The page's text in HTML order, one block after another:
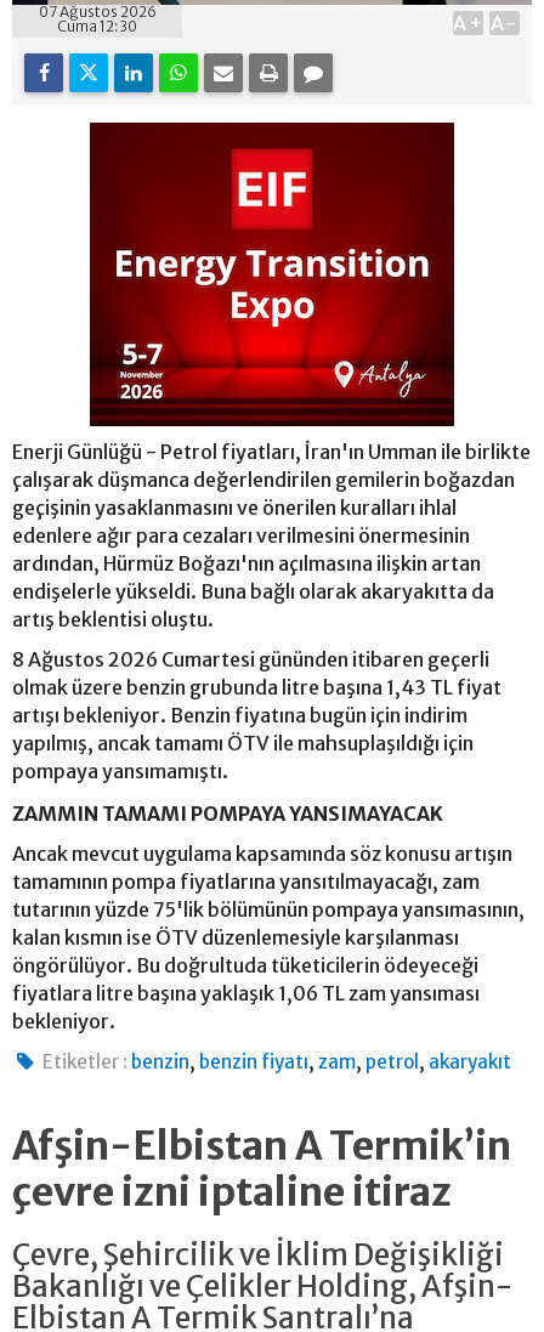
07 Ağustos 2026
Cuma 12:30
A+ A-
Enerji Günlüğü - Petrol fiyatları, İran'ın Umman ile birlikte
çalışarak düşmanca değerlendirilen gemilerin boğazdan
geçişinin yasaklanmasını ve önerilen kuralları ihlal
edenlere ağır para cezaları verilmesini önermesinin
ardından, Hürmüz Boğazı'nın açılmasına ilişkin artan
endişelerle yükseldi. Buna bağlı olarak akaryakıtta da
artış beklentisi oluştu.
8 Ağustos 2026 Cumartesi gününden itibaren geçerli
olmak üzere benzin grubunda litre başına 1,43 TL fiyat
artışı bekleniyor. Benzin fiyatına bugün için indirim
yapılmış, ancak tamamı ÖTV ile mahsuplaşıldığı için
pompaya yansımamıştı.
ZAMMIN TAMAMI POMPAYA YANSIMAYACAK
Ancak mevcut uygulama kapsamında söz konusu artışın
tamamının pompa fiyatlarına yansıtılmayacağı, zam
tutarının yüzde 75'lik bölümünün pompaya yansımasının,
kalan kısmın ise ÖTV düzenlemesiyle karşılanması
öngörülüyor. Bu doğrultuda tüketicilerin ödeyeceği
fiyatlara litre başına yaklaşık 1,06 TL zam yansıması
bekleniyor.
Etiketler : benzin, benzin fiyatı, zam, petrol , akaryakıt
Afşin-Elbistan A Termik’in
çevre izni iptaline itiraz
Çevre, Şehircilik ve İklim Değişikliği
Bakanlığı ve Çelikler Holding, Afşin-
Elbistan A Termik Santralı’na